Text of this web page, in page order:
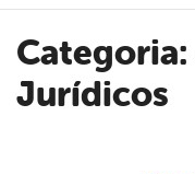
Categoria:
Jurídicos